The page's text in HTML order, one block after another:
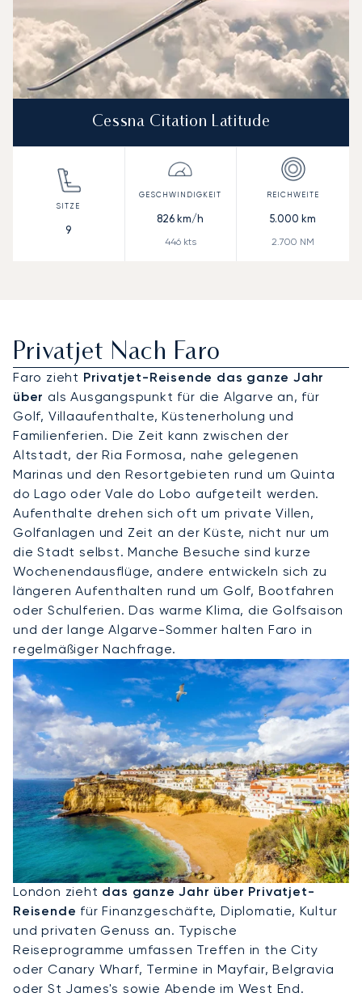
Cessna Citation Latitude
9
826 km/h
446kts
5.000 km
2.700 NM
Privatjet Nach Faro
Faro zieht Privatjet-Reisende das ganze Jahr
über als Ausgangspunkt für die Algarve an, für
Golf, Villaaufenthalte, Küstenerholung und
Familienferien. Die Zeit kann zwischen der
Altstadt, der Ria Formosa, nahe gelegenen
Marinas und den Resortgebieten rund um Quinta
do Lago oder Vale do Lobo aufgeteilt werden.
Aufenthalte drehen sich oft um private Villen,
Golfanlagen und Zeit an der Küste, nicht nur um
die Stadt selbst. Manche Besuche sind kurze
Wochenendausflüge, andere entwickeln sich zu
längeren Aufenthalten rund um Golf, Bootfahren
oder Schulferien. Das warme Klima, die Golfsaison
und der lange Algarve-Sommer halten Faro in
regelmäßiger Nachfrage.
Privatjet Nach London
London zieht das ganze Jahr über Privatjet-
Reisende für Finanzgeschäfte, Diplomatie, Kultur
und privaten Genuss an. Typische
Reiseprogramme umfassen Treffen in the City
oder Canary Wharf, Termine in Mayfair, Belgravia
oder St James's sowie Abende im West End.